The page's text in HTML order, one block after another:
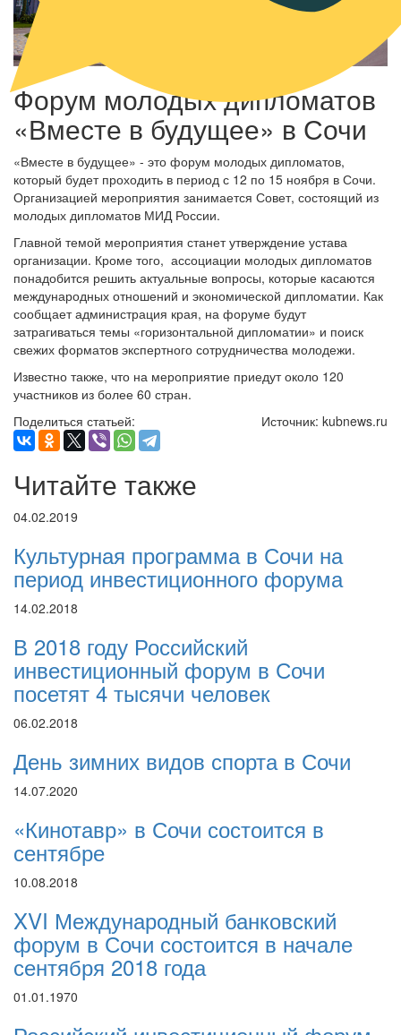
Форум молодых дипломатов
«Вместе в будущее» в Сочи
«Вместе в будущее» - это форум молодых дипломатов,
который будет проходить в период с 12 по 15 ноября в Сочи.
Организацией мероприятия занимается Совет, состоящий из
молодых дипломатов МИД России.
Главной темой мероприятия станет утверждение устава
организации. Кроме того, ассоциации молодых дипломатов
понадобится решить актуальные вопросы, которые касаются
международных отношений и экономической дипломатии. Как
сообщает администрация края, на форуме будут
затрагиваться темы «горизонтальной дипломатии» и поиск
свежих форматов экспертного сотрудничества молодежи.
Известно также, что на мероприятие приедут около 120
участников из более 60 стран.
Источник: kubnews.ru
Поделиться статьей:
Читайте также
04.02.2019
Культурная программа в Сочи на
период инвестиционного форума
14.02.2018
В 2018 году Российский
инвестиционный форум в Сочи
посетят 4 тысячи человек
06.02.2018
День зимних видов спорта в Сочи
14.07.2020
«Кинотавр» в Сочи состоится в
сентябре
10.08.2018
XVI Международный банковский
форум в Сочи состоится в начале
сентября 2018 года
01.01.1970